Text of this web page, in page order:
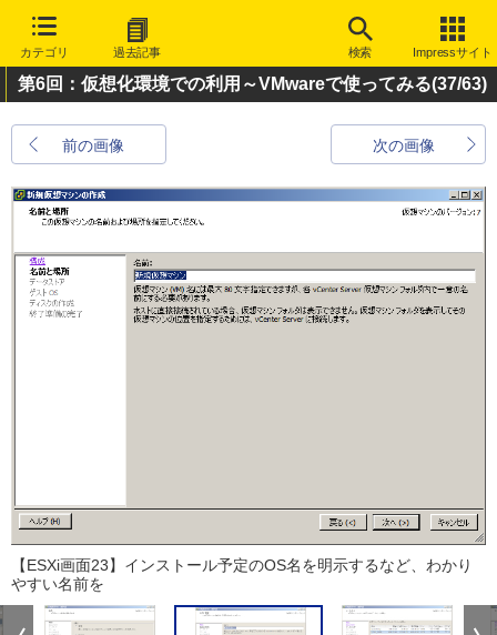
カテゴリ 過去記事 検索 Impressサイト
第6回：仮想化環境での利用～VMwareで使ってみる(37/63)
前の画像 次の画像
【ESXi画面23】インストール予定のOS名を明示するなど、わかり
やすい名前を